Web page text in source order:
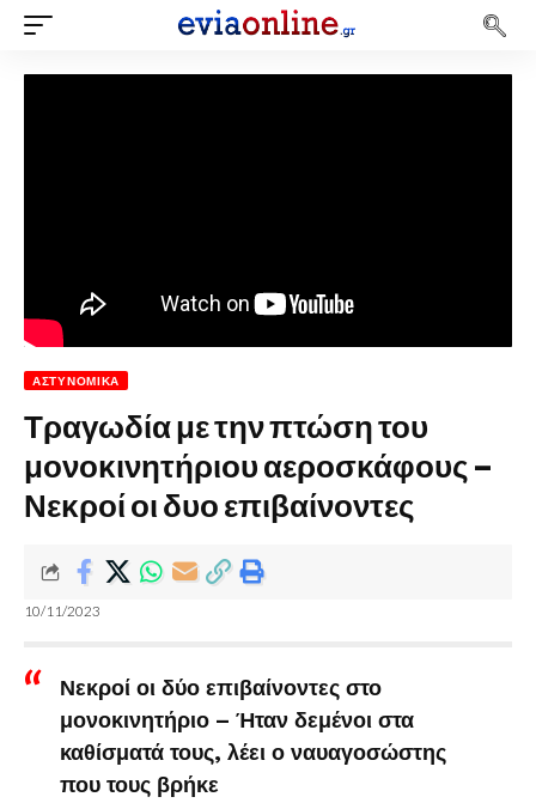
ΑΣΤΥΝΟΜΙΚΆ
Τραγωδία με την πτώση του
μονοκινητήριου αεροσκάφους –
Νεκροί οι δυο επιβαίνοντες
10/11/2023
Νεκροί οι δύο επιβαίνοντες στο
μονοκινητήριο – Ήταν δεμένοι στα
καθίσματά τους, λέει ο ναυαγοσώστης
που τους βρήκε